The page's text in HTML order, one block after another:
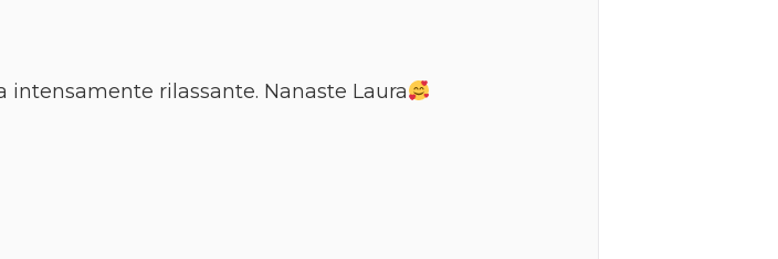
rilassante. Nanaste Laura